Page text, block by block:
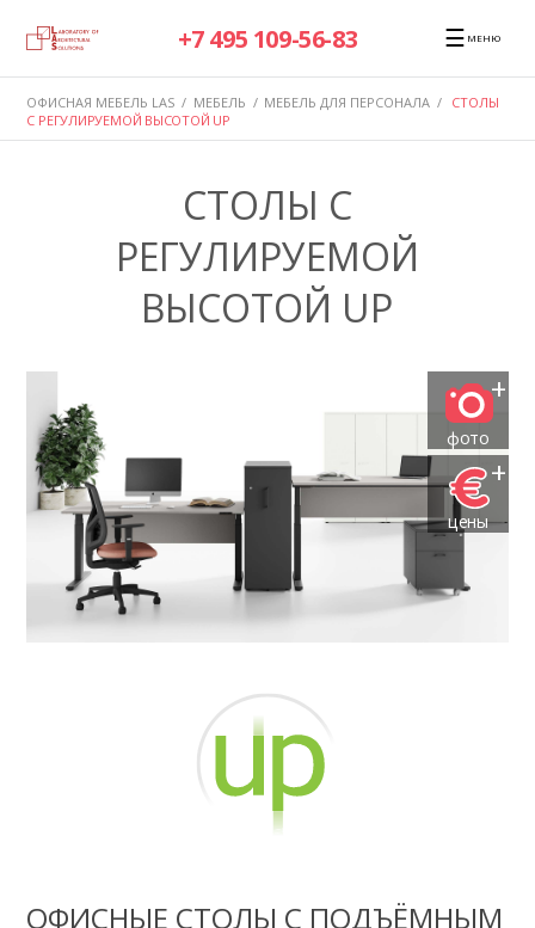
+7 495 109-56-83 ☰ МЕНЮ
ОФИСНАЯ МЕБЕЛЬ LAS / МЕБЕЛЬ / МЕБЕЛЬ ДЛЯ ПЕРСОНАЛА / СТОЛЫ
С РЕГУЛИРУЕМОЙ ВЫСОТОЙ UP
СТОЛЫ С
РЕГУЛИРУЕМОЙ
ВЫСОТОЙ UP
+
фото
+
цены
ОФИСНЫЕ СТОЛЫ С ПОДЪЁМНЫМ